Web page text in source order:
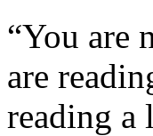
“You are
are
reading a